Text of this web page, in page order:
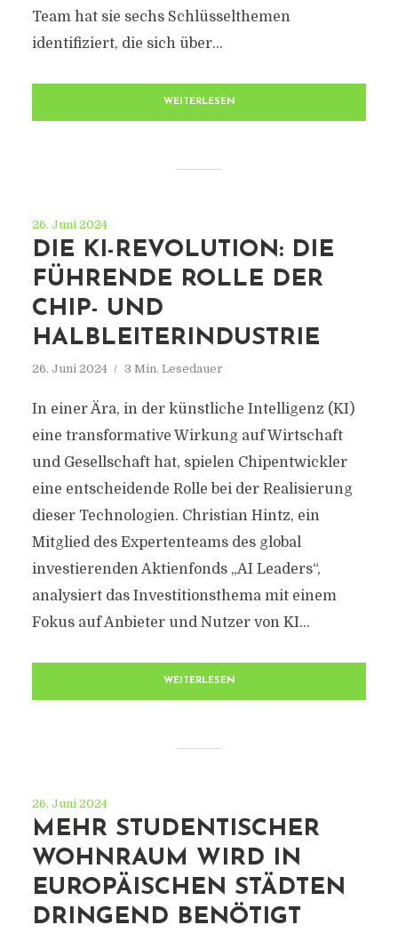
Team hat sie sechs Schlüsselthemen
identifiziert, die sich über...
WEITERLESEN
26. Juni 2024
DIE KI-REVOLUTION: DIE
FÜHRENDE ROLLE DER
CHIP- UND
HALBLEITERINDUSTRIE
26. Juni 2024 3 Min. Lesedauer
In einer Ära, in der künstliche Intelligenz (KI)
eine transformative Wirkung auf Wirtschaft
und Gesellschaft hat, spielen Chipentwickler
eine entscheidende Rolle bei der Realisierung
dieser Technologien. Christian Hintz, ein
Mitglied des Expertenteams des global
investierenden Aktienfonds „AI Leaders“,
analysiert das Investitionsthema mit einem
Fokus auf Anbieter und Nutzer von KI...
WEITERLESEN
26. Juni 2024
MEHR STUDENTISCHER
WOHNRAUM WIRD IN
EUROPÄISCHEN STÄDTEN
DRINGEND BENÖTIGT